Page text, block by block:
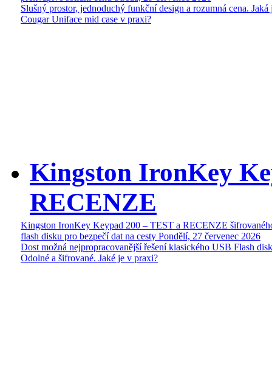
Slušný prostor, jednoduchý funkční design a rozumná cena. Jaká
Cougar Uniface mid case v praxi?
Kingston IronKey
RECENZE
Kingston IronKey Keypad 200 – TEST a RECENZE
flash disku pro bezpečí dat na cesty Pondělí, 27 červenec 2026
Dost možná nejpropracovanější řešení klasického USB Flash
Odolné a šifrované. Jaké je v praxi?